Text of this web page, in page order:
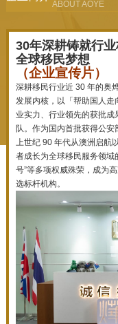
ABOUT AOYE
30年深耕铸就行
全球移民梦想
（企业宣传片）
深耕移民行业近 30 年的奥
发展内核，以「帮助国人
业实力、行业领先的获批
队。作为国内首批获得公
上世纪 90 年代从澳洲启航
者成长为全球移民服务领域
号”等多项权威殊荣，成为
选标杆机构。